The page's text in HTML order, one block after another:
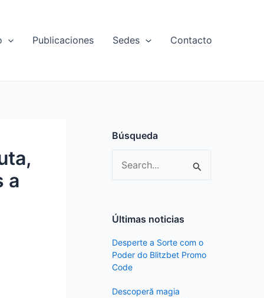
Publicaciones Sedes Contacto
a
Búsqueda
r
h
f
Últimas noticias
Desperte a Sorte com o
Poder do Blitzbet Promo
Code
Descoperă magia